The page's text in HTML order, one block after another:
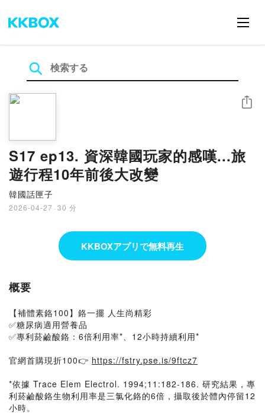
S17 ep13. 資深韓國玩家的感嘆...旅
遊行程10年前後大改變
韓國話匣子
2026-04-27 · 30 分
シェア
KKBOXアプリで無料再生
概要
【補體素鉻100】鉻一擺 人生尚精彩
✅糖尿病適用營養品
✅專利菸鹼酸鉻：6倍利用率*、12小時持續利用*
官網首購現折100👉 https://fstry.pse.is/9ftcz7
*依據 Trace Elem Electrol. 1994;11:182-186. 研究結果，專
利菸鹼酸鉻生物利用率是三氯化鉻的6倍，攝取後於體內停留12
小時。